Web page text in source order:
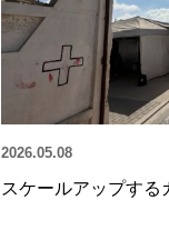
2026.05.08
スケールアップする